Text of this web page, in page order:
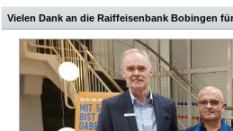
Vielen Dank an die Raiffeisenbank Bobingen